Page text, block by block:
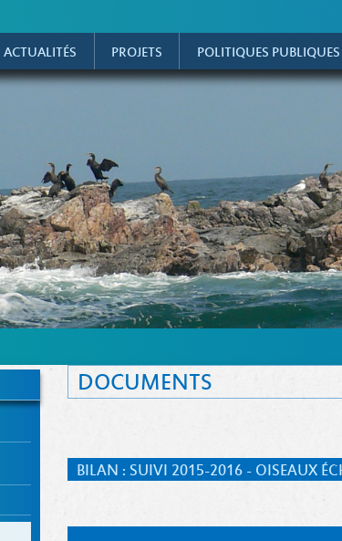
ACTUALITÉS PROJETS POLITIQUES PUBLIQUES
DOCUMENTS
BILAN : SUIVI 2015-2016 - OISEAUX